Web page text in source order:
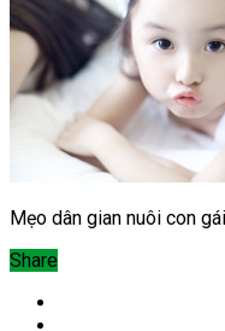
Mẹo dân gian nuôi con
Share